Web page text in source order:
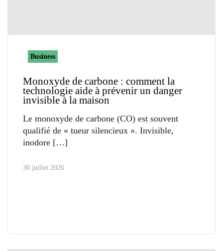
Business
Monoxyde de carbone : comment la
technologie aide à prévenir un danger
invisible à la maison
Le monoxyde de carbone (CO) est souvent
qualifié de « tueur silencieux ». Invisible,
inodore
30 juillet 2026